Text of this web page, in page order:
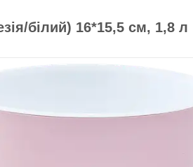
білий) 16*15,5 см, 1,8 л